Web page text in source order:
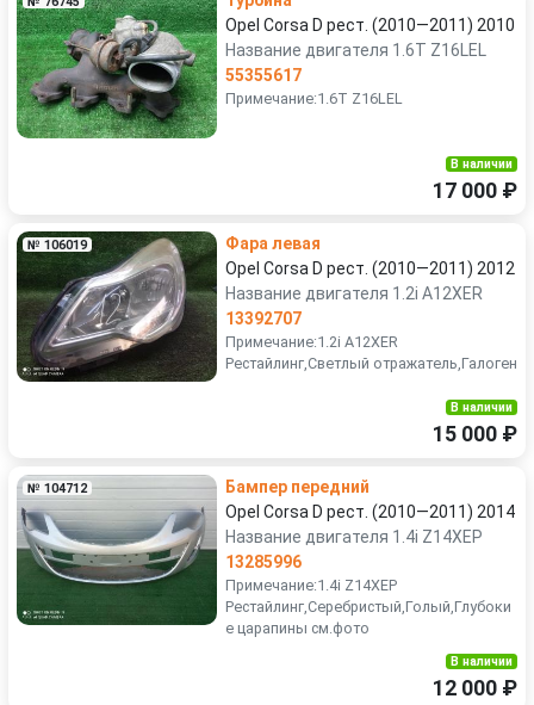
Opel Corsa D рест. (2010—2011) 2010
Название двигателя 1.6T Z16LEL
55355617
Примечание:1.6T Z16LEL
В наличии
17 000 ₽
№ 106019
Фара левая
Opel Corsa D рест. (2010—2011) 2012
Название двигателя 1.2i A12XER
13392707
Примечание:1.2i A12XER
Рестайлинг,Светлый отражатель,Галоген
В наличии
15 000 ₽
№ 104712
Бампер передний
Opel Corsa D рест. (2010—2011) 2014
Название двигателя 1.4i Z14XEP
13285996
Примечание:1.4i Z14XEP
Рестайлинг,Серебристый,Голый,Глубоки
е царапины см.фото
В наличии
12 000 ₽